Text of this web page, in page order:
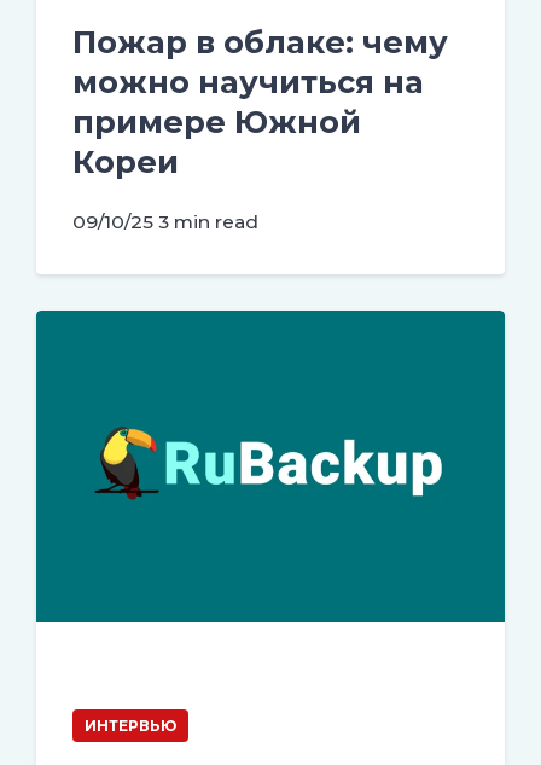
Пожар в облаке: чему
можно научиться на
примере Южной
Кореи
09/10/25 3 min read
ИНТЕРВЬЮ